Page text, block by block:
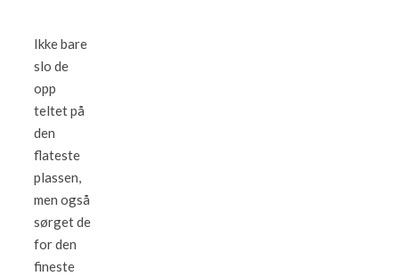
Ikke bare
slo de
opp
teltet på
den
flateste
plassen,
men også
sørget de
for den
fineste